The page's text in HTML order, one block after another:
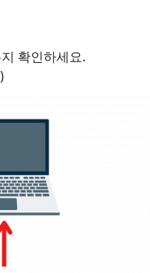
확인하세요.